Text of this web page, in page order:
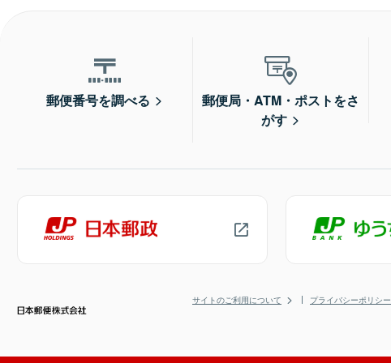
郵便番号を調べる
郵便局・ATM・ポストをさ
がす
サイトのご利用について プライバシーポリシー